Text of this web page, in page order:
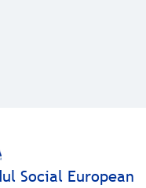
Social European